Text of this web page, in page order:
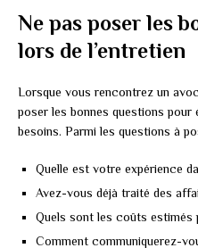
Ne pas poser les
lors de l’entretien
Lorsque vous rencontrez un
poser les bonnes questions pour
besoins. Parmi les questions à
Quelle est votre expérience
Avez-vous déjà traité des
Quels sont les coûts estimés
Comment communiquerez-